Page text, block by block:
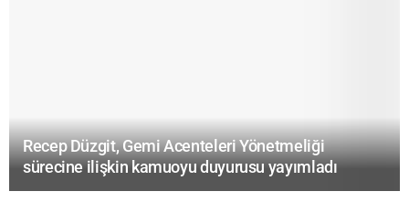
Recep Düzgit, Gemi Acenteleri Yönetmeliği
sürecine ilişkin kamuoyu duyurusu yayımladı